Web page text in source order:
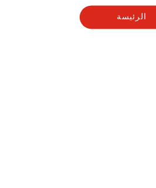
الرئيسة